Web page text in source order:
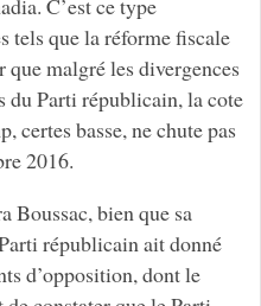
C’est ce type
tels que la réforme fiscale
malgré les divergences
du Parti républicain, la cote
certes basse, ne chute pas
2016.
Boussac, bien que sa
républicain ait donné
d’opposition, dont le